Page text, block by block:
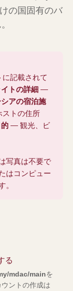
の国固有のバ
記載されて
トの詳細 —
アの宿泊施
トの住所
— 観光、ビ
写真は不要で
はコンピュー
る
mdac/mainを
ントの作成は